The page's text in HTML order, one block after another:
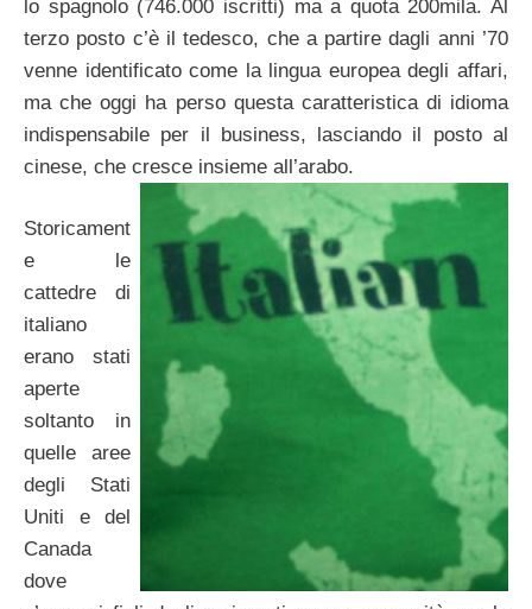
lo spagnolo (746.000 iscritti) ma a quota 200mila. Al
terzo posto c’è il tedesco, che a partire dagli anni ’70
venne identificato come la lingua europea degli affari,
ma che oggi ha perso questa caratteristica di idioma
indispensabile per il business, lasciando il posto al
cinese, che cresce insieme all’arabo.
Storicament
e le
cattedre di
italiano
erano stati
aperte
soltanto in
quelle aree
degli Stati
Uniti e del
Canada
dove